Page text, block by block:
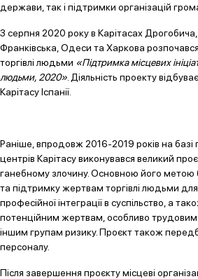
держави, так і підтримки організацій
З серпня 2020 року в Карітасах Дрогобича,
Франківська, Одеси та Харкова
торгівлі людьми «Підтримка місцевих
людьми, 2020» . Діяльність проекту
Карітасу Іспанії.
Раніше, впродовж 2016-2019 років на базі
центрів Карітасу виконувався великий
ганебному злочину. Основною його
та підтримку жертвам торгівлі людьми для
професійної інтеграції в суспільство, а
потенційним жертвам, особливо трудовим
іншим групам ризику. Проєкт також
персоналу.
Після завершення проєкту місцеві